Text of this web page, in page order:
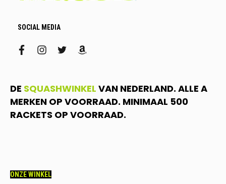
SOCIAL MEDIA
facebookinstagram
twitteramazon
DE SQUASHWINKEL VAN NEDERLAND. ALLE A
MERKEN OP VOORRAAD. MINIMAAL 500
RACKETS OP VOORRAAD.
ONZE WINKEL